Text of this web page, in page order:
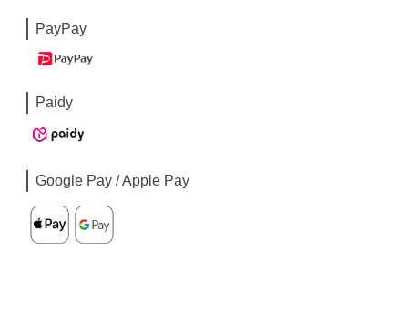
PayPay
Paidy
Google Pay / Apple Pay